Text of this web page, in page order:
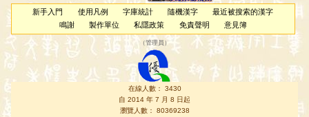
新手入門 使用凡例 字庫統計 隨機漢字
最近被搜索的漢字
鳴謝
製作單位 私隱政策 免責聲明 意見簿
（管理員 ）
在線人數： 3430
自 2014 年 7 月 8 日起
瀏覽人數： 80369238